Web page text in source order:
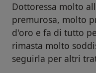
Dottoressa molto
premurosa, molto
d'oro e fa di tutto
rimasta molto
seguirla per altri